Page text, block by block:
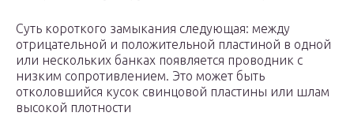
Суть короткого замыкания следующая: между
отрицательной и положительной пластиной в одной
или нескольких банках появляется проводник с
низким сопротивлением. Это может быть
отколовшийся кусок свинцовой пластины или шлам
высокой плотности